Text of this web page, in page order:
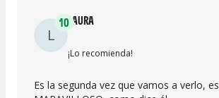
L
10LAURA
¡Lo recomienda!
Es la segunda vez que vamos a verlo, es